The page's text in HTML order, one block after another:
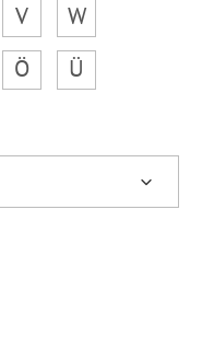
V
W
Ö
Ü